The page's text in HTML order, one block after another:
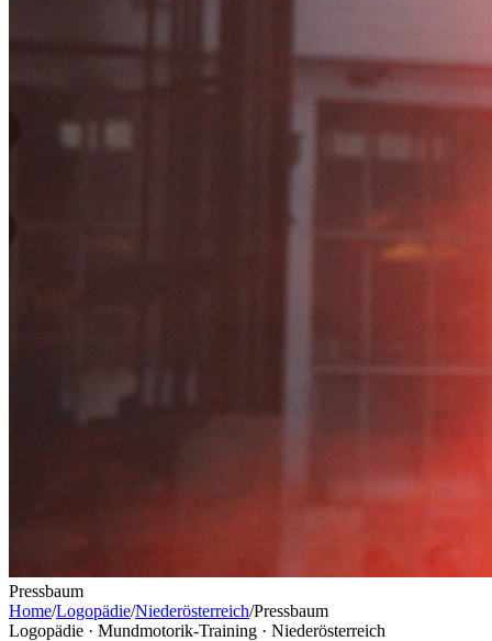
Pressbaum
Home/Logopädie/Niederösterreich/Pressbaum
Logopädie · Mundmotorik-Training · Niederösterreich